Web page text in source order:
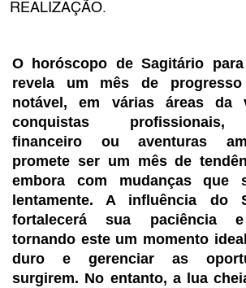
REALIZAÇÃO.
O horóscopo de Sagitário
revela um mês de
notável, em várias áreas da
conquistas profissionais,
financeiro ou aventuras
promete ser um mês de
embora com mudanças que
lentamente. A influência do
fortalecerá sua paciência e
tornando este um momento
duro e gerenciar as
surgirem. No entanto, a lua